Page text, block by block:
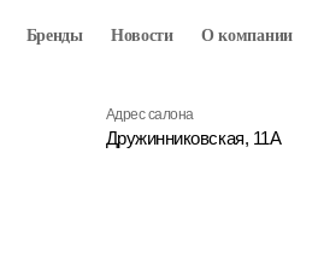
Бренды Новости О компании
Адрес салона
Дружинниковская, 11А